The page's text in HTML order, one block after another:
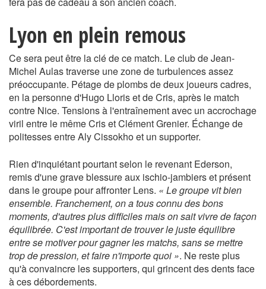
Lyon en plein remous
Ce sera peut être la clé de ce match. Le club de Jean-
Michel Aulas traverse une zone de turbulences assez
préoccupante. Pétage de plombs de deux joueurs cadres,
en la personne d'Hugo Lloris et de Cris, après le match
contre Nice. Tensions à l'entraînement avec un accrochage
viril entre le même Cris et Clément Grenier. Échange de
politesses entre Aly Cissokho et un supporter.
Rien d'inquiétant pourtant selon le revenant Ederson,
remis d'une grave blessure aux ischio-jambiers et présent
dans le groupe pour affronter Lens. « Le groupe vit bien
ensemble. Franchement, on a tous connu des bons
moments, d'autres plus difficiles mais on sait vivre de façon
équilibrée. C'est important de trouver le juste équilibre
entre se motiver pour gagner les matchs, sans se mettre
trop de pression, et faire n'importe quoi ». Ne reste plus
qu'à convaincre les supporters, qui grincent des dents face
à ces débordements.